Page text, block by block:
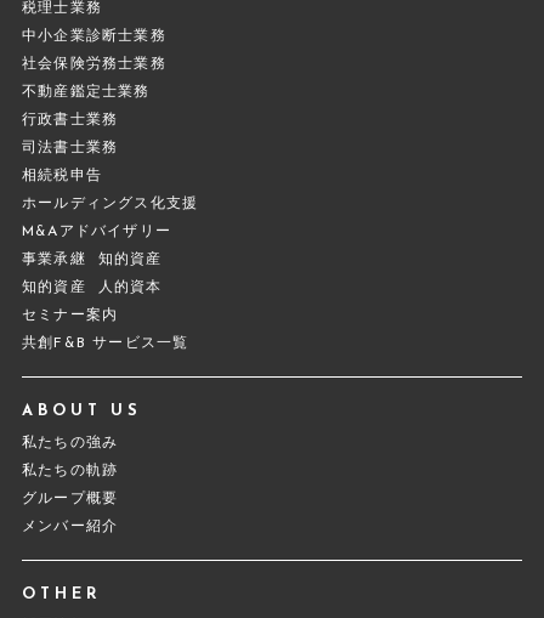
税理士業務
中小企業診断士業務
社会保険労務士業務
不動産鑑定士業務
行政書士業務
司法書士業務
相続税申告
ホールディングス化支援
M&Aアドバイザリー
事業承継
知的資産
知的資産
人的資本
セミナー案内
共創F&B サービス一覧
ABOUT US
私たちの強み
私たちの軌跡
グループ概要
メンバー紹介
OTHER